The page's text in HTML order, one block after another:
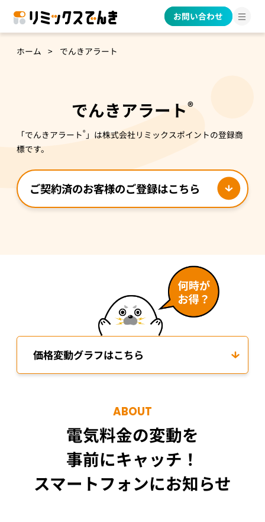
お問い合わせ
ホーム でんきアラート
でんきアラート®
「でんきアラート®」は株式会社リミックスポイントの登録商
標です。
ご契約済のお客様のご登録はこちら
価格変動グラフはこちら
ABOUT
電気料金の変動を
事前にキャッチ！
スマートフォンにお知らせ